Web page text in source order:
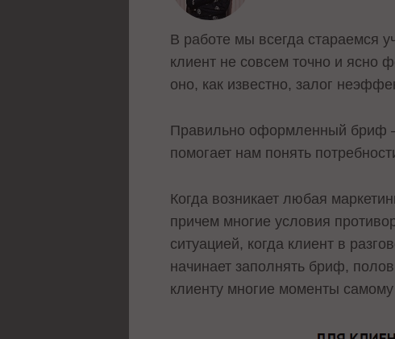
В работе мы всегда стараемся
клиент не совсем точно и ясно
оно, как известно, залог
Правильно оформленный бриф
помогает нам понять
Когда возникает любая
причем многие условия
cитуацией, когда клиент в
начинает заполнять бриф,
клиенту многие моменты самому